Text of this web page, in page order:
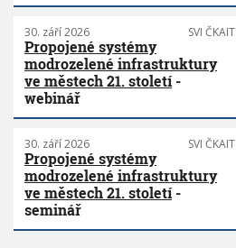
30. září 2026 SVI ČKAIT
Propojené systémy
modrozelené infrastruktury
ve městech 21. století-
webinář
30. září 2026 SVI ČKAIT
Propojené systémy
modrozelené infrastruktury
ve městech 21. století-
seminář